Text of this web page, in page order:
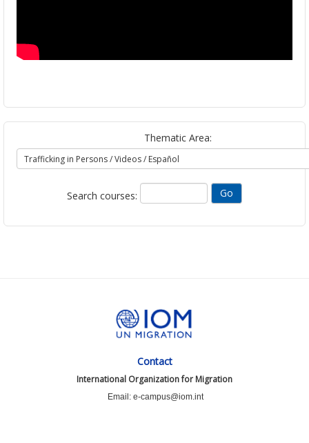
Thematic Area:
Search courses:
Contact
International Organization for Migration
Email: e-campus@iom.int